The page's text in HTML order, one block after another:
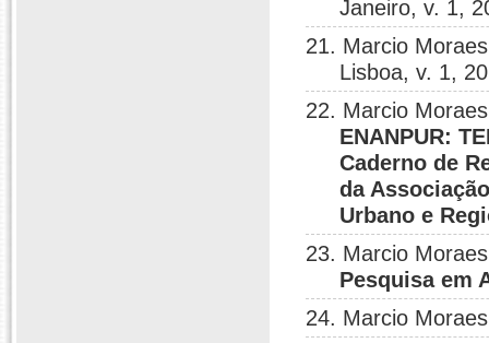
Janeiro, v. 1,
21. Marcio
Lisboa, v. 1,
22. Marcio
ENANPUR:
Caderno de
da
Urbano e
23. Marcio
Pesquisa em
24. Marcio